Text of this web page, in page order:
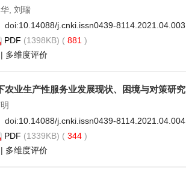
, 刘瑞
doi:10.14088/j.cnki.issn0439-8114.2021.04.003
PDF (1398KB) ( 881 )
| 多维度评价
农业生产性服务业发展现状、困境与对策研究
doi:10.14088/j.cnki.issn0439-8114.2021.04.004
PDF (1339KB) ( 344 )
| 多维度评价